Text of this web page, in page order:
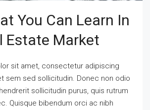
You Can Learn In
Estate Market
sit amet, consectetur adipiscing
sem sed sollicitudin. Donec non odio
sollicitudin purus, quis rutrum
Quisque bibendum orci ac nibh